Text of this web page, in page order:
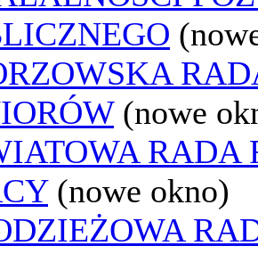
(nowe
RADA
(nowe okno)